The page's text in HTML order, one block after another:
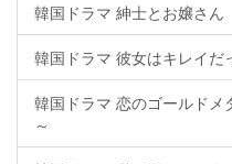
韓国ドラマ 紳士とお嬢さん
韓国ドラマ 彼女はキレイだ
韓国ドラマ 恋のゴールドメ
～